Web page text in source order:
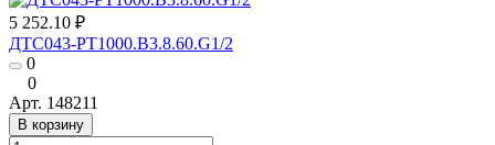
5 252.10 ₽
ДТС043-РТ1000.В3.8.60.G1/2
0
0
Арт. 148211
В корзину